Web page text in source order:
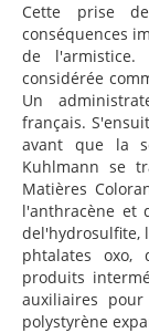
Cette prise
conséquences
de l'armistice.
considérée
Un
français.
avant que la
Kuhlmann se
Matières
l'anthracène et
del'hydrosulfite,
phtalates oxo,
produits
auxiliaires
polystyrène